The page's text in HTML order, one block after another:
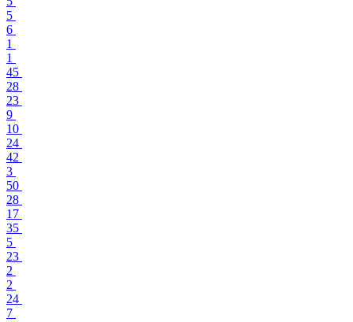
5
6
1
1
45
28
23
9
10
24
42
3
50
28
17
35
5
23
2
2
24
7